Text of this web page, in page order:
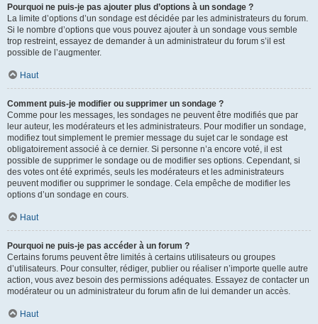
Pourquoi ne puis-je pas ajouter plus d’options à un sondage ?
La limite d’options d’un sondage est décidée par les administrateurs du forum.
Si le nombre d’options que vous pouvez ajouter à un sondage vous semble
trop restreint, essayez de demander à un administrateur du forum s’il est
possible de l’augmenter.
Haut
Comment puis-je modifier ou supprimer un sondage ?
Comme pour les messages, les sondages ne peuvent être modifiés que par
leur auteur, les modérateurs et les administrateurs. Pour modifier un sondage,
modifiez tout simplement le premier message du sujet car le sondage est
obligatoirement associé à ce dernier. Si personne n’a encore voté, il est
possible de supprimer le sondage ou de modifier ses options. Cependant, si
des votes ont été exprimés, seuls les modérateurs et les administrateurs
peuvent modifier ou supprimer le sondage. Cela empêche de modifier les
options d’un sondage en cours.
Haut
Pourquoi ne puis-je pas accéder à un forum ?
Certains forums peuvent être limités à certains utilisateurs ou groupes
d’utilisateurs. Pour consulter, rédiger, publier ou réaliser n’importe quelle autre
action, vous avez besoin des permissions adéquates. Essayez de contacter un
modérateur ou un administrateur du forum afin de lui demander un accès.
Haut